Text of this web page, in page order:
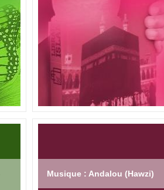
Musique : Andalou (Hawzi)